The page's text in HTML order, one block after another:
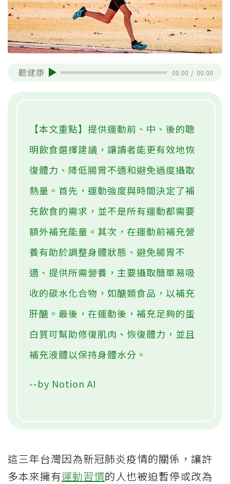
聽健康 00:00 / 00:00
【本文重點】提供運動前、中、後的聰
明飲食選擇建議，讓讀者能更有效地恢
復體力、降低腸胃不適和避免過度攝取
熱量。首先，運動強度與時間決定了補
充飲食的需求，並不是所有運動都需要
額外補充能量。其次，在運動前補充營
養有助於調整身體狀態、避免腸胃不
適、提供所需營養，主要攝取簡單易吸
收的碳水化合物，如醣類食品，以補充
肝醣。最後，在運動後，補充足夠的蛋
白質可幫助修復肌肉、恢復體力，並且
補充液體以保持身體水分。
--by Notion AI
這三年台灣因為新冠肺炎疫情的關係，讓許
多本來擁有運動習慣的人也被迫暫停或改為